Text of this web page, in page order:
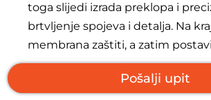
Pošalji upit
toga slijedi izrada preklopa i
brtvljenje spojeva i detalja. Na
membrana zaštiti, a zatim
sve betonira.Cijena
kreće se između